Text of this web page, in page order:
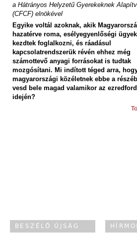
a Hátrányos Helyzetű Gyerekeknek
(CFCF) elnökével
Egyike voltál azoknak, akik
hazatérve roma, esélyegyenlőségi
kezdtek foglalkozni, és ráadásul
kapcsolatrendszerük révén ehhez még
számottevő anyagi forrásokat is tudtak
mozgósítani. Mi indított téged arra,
magyarországi közéletnek ebbe a
vesd bele magad valamikor az
idején?
BESZÉLŐ ÚJSÁG